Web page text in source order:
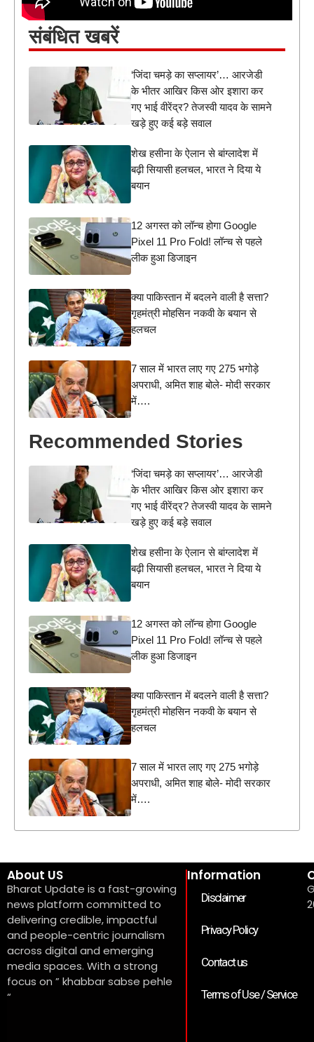
संबंधित खबरें
‘जिंदा चमड़े का सप्लायर’… आरजेडी
के भीतर आखिर किस ओर इशारा कर
गए भाई वीरेंद्र? तेजस्वी यादव के सामने
खड़े हुए कई बड़े सवाल
शेख हसीना के ऐलान से बांग्लादेश में
बढ़ी सियासी हलचल, भारत ने दिया ये
बयान
12 अगस्त को लॉन्च होगा Google
Pixel 11 Pro Fold! लॉन्च से पहले
लीक हुआ डिजाइन
क्या पाकिस्तान में बदलने वाली है सत्ता?
गृहमंत्री मोहसिन नकवी के बयान से
हलचल
7 साल में भारत लाए गए 275 भगोड़े
अपराधी, अमित शाह बोले- मोदी सरकार
में….
Recommended Stories
‘जिंदा चमड़े का सप्लायर’… आरजेडी
के भीतर आखिर किस ओर इशारा कर
गए भाई वीरेंद्र? तेजस्वी यादव के सामने
खड़े हुए कई बड़े सवाल
शेख हसीना के ऐलान से बांग्लादेश में
बढ़ी सियासी हलचल, भारत ने दिया ये
बयान
12 अगस्त को लॉन्च होगा Google
Pixel 11 Pro Fold! लॉन्च से पहले
लीक हुआ डिजाइन
क्या पाकिस्तान में बदलने वाली है सत्ता?
गृहमंत्री मोहसिन नकवी के बयान से
हलचल
7 साल में भारत लाए गए 275 भगोड़े
अपराधी, अमित शाह बोले- मोदी सरकार
में….
About US
Bharat Update is a fast-growing
news platform committed to
delivering credible, impactful
and people-centric journalism
across digital and emerging
media spaces. With a strong
focus on ” khabbar sabse pehle
“
Information
Disclaimer
Privacy Policy
Contact us
Terms of Use / Service